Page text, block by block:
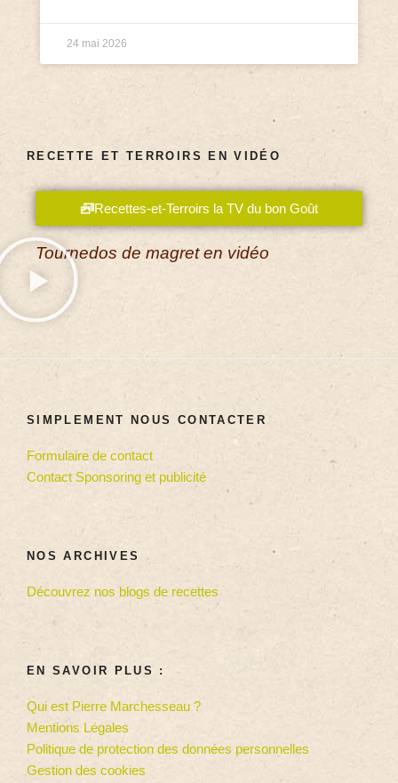
24 mai 2026
RECETTE ET TERROIRS EN VIDÉO
Recettes-et-Terroirs la TV du bon Goût
Tournedos de magret en vidéo
SIMPLEMENT NOUS CONTACTER
Formulaire de contact
Contact Sponsoring et publicité
NOS ARCHIVES
Découvrez nos blogs de recettes
EN SAVOIR PLUS :
Qui est Pierre Marchesseau ?
Mentions Légales
Politique de protection des données personnelles
Gestion des cookies